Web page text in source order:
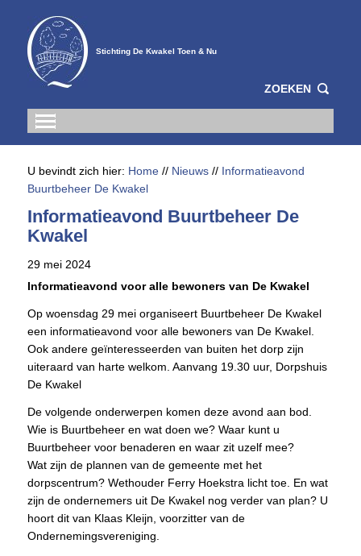
Stichting De Kwakel Toen & Nu
ZOEKEN
U bevindt zich hier: Home// Nieuws// Informatieavond
Buurtbeheer De Kwakel
Informatieavond Buurtbeheer De
Kwakel
29 mei 2024
Informatieavond voor alle bewoners van De Kwakel
Op woensdag 29 mei organiseert Buurtbeheer De Kwakel
een informatieavond voor alle bewoners van De Kwakel.
Ook andere geïnteresseerden van buiten het dorp zijn
uiteraard van harte welkom. Aanvang 19.30 uur, Dorpshuis
De Kwakel
De volgende onderwerpen komen deze avond aan bod.
Wie is Buurtbeheer en wat doen we? Waar kunt u
Buurtbeheer voor benaderen en waar zit uzelf mee?
Wat zijn de plannen van de gemeente met het
dorpscentrum? Wethouder Ferry Hoekstra licht toe. En wat
zijn de ondernemers uit De Kwakel nog verder van plan? U
hoort dit van Klaas Kleijn, voorzitter van de
Ondernemingsvereniging.